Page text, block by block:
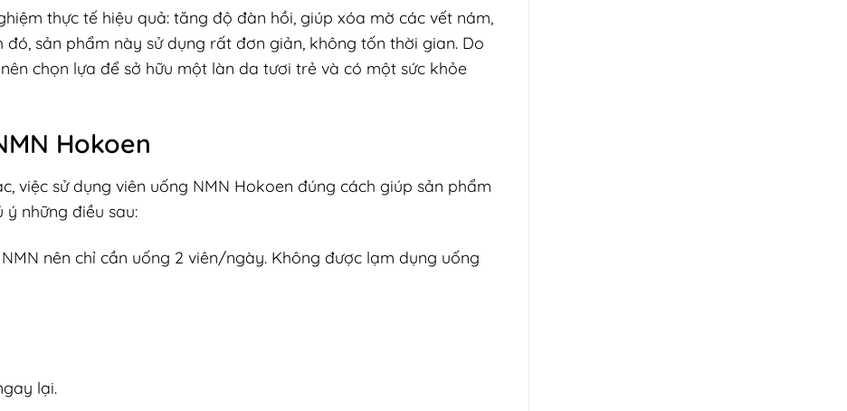
thực tế hiệu quả: tăng độ đàn hồi, giúp xóa mờ các vết nám,
sản phẩm này sử dụng rất đơn giản, không tốn thời gian. Do
chọn lựa để sở hữu một làn da tươi trẻ và có một sức khỏe
Hokoen
việc sử dụng viên uống NMN Hokoen đúng cách giúp sản phẩm
những điều sau:
nên chỉ cần uống 2 viên/ngày. Không được lạm dụng uống
lại.